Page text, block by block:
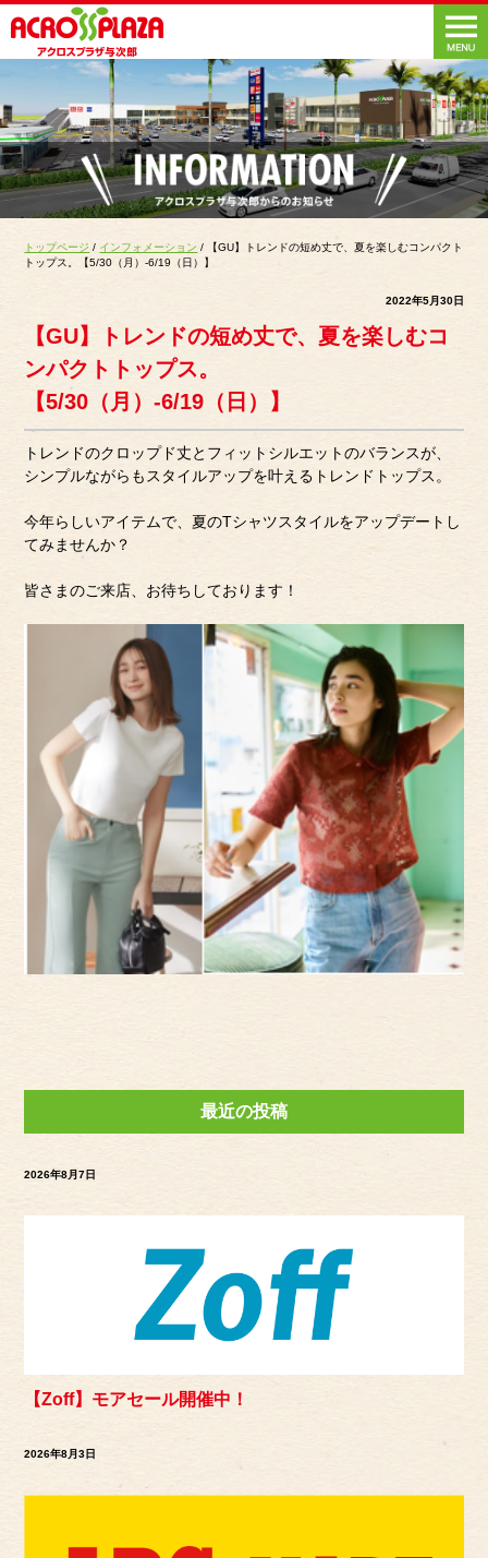
トップページ / インフォメーション / 【GU】トレンドの短め丈で、夏を楽しむコンパクト
トップス。【5/30（月）-6/19（日）】
2022年5月30日
【GU】トレンドの短め丈で、夏を楽しむコ
ンパクトトップス。
【5/30（月）-6/19（日）】
トレンドのクロップド丈とフィットシルエットのバランスが、
シンプルながらもスタイルアップを叶えるトレンドトップス。
今年らしいアイテムで、夏のTシャツスタイルをアップデートし
てみませんか？
皆さまのご来店、お待ちしております！
最近の投稿
2026年8月7日
【Zoff】モアセール開催中！
2026年8月3日